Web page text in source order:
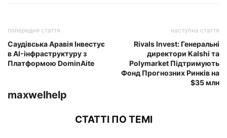
попередня стаття
Саудівська Аравія Інвестує
в AI-інфраструктуру з
Платформою DominAite
наступна стаття
Rivals Invest: Генеральні
директори Kalshi та
Polymarket Підтримують
Фонд Прогнозних Ринків на
$35 млн
maxwelhelp
СТАТТІ ПО ТЕМІ